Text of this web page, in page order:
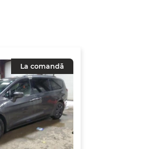
La comandă